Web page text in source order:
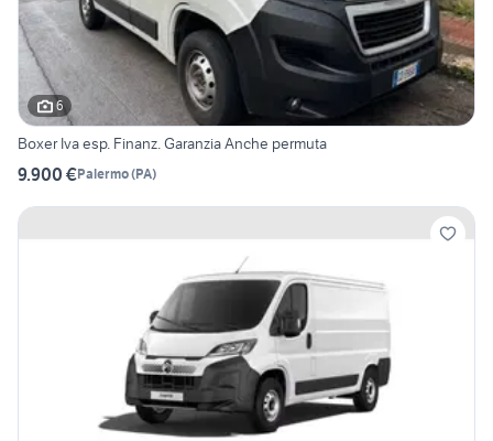
6
Boxer Iva esp. Finanz. Garanzia Anche permuta
9.900 €Palermo(PA)